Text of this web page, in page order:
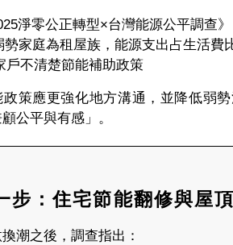
淨零公正轉型×台灣能源公平調查
勢家庭為租屋族，能源支出占生活費
戶不清楚節能補助政策
政策應更強化地方溝通，並降低弱
公平與有感」。
步：住宅節能翻修與屋
潮之後，調查指出：